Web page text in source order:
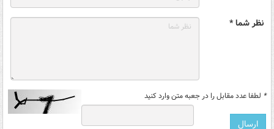
نظر شما *
* لطفا عدد مقابل را در جعبه متن وارد کنید